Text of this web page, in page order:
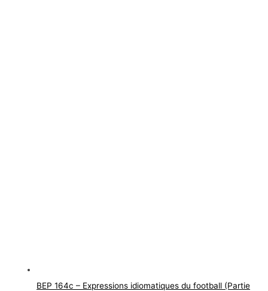
BEP 164c – Expressions idiomatiques du football (Partie